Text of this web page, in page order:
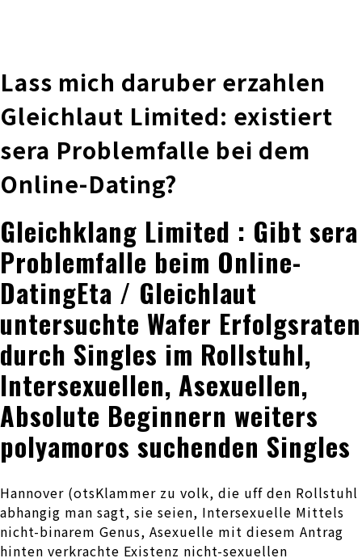
Lass mich daruber erzahlen
Gleichlaut Limited: existiert
sera Problemfalle bei dem
Online-Dating?
Gleichklang Limited : Gibt sera
Problemfalle beim Online-
DatingEta / Gleichlaut
untersuchte Wafer Erfolgsraten
durch Singles im Rollstuhl,
Intersexuellen, Asexuellen,
Absolute Beginnern weiters
polyamoros suchenden Singles
Hannover (otsKlammer zu volk, die uff den Rollstuhl
abhangig man sagt, sie seien, Intersexuelle Mittels
nicht-binarem Genus, Asexuelle mit diesem Antrag
hinten verkrachte Existenz nicht-sexuellen